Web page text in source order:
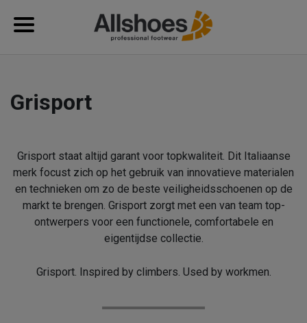
Grisport
Grisport staat altijd garant voor topkwaliteit. Dit Italiaanse
merk focust zich op het gebruik van innovatieve materialen
en technieken om zo de beste veiligheidsschoenen op de
markt te brengen. Grisport zorgt met een van team top-
ontwerpers voor een functionele, comfortabele en
eigentijdse collectie.
Grisport. Inspired by climbers. Used by workmen.